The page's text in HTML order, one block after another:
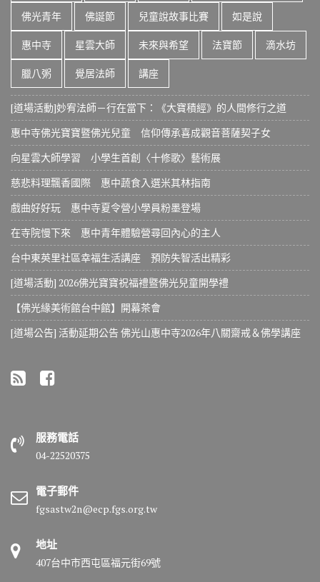
佛光青年 佛誕節 兒童說故事比賽 如是說
惠中寺 星雲大師 未來與希望 法寶節 滴水坊
臘八粥 覺居法師 講座
[道場活動]妙宥法師－行在當下：《大寶積經》的人間修行之道
惠中寺佛光寶寶暨佛光兒童 信仰傳承喜成觀音菩薩契子女
向星雲大師學習 小學生首創〈十修歌〉藝術展
慈悲料理飄香國際 惠中蔬食入選米其林指南
戲曲好好玩 惠中寺夏令營小學員粉墨登場
在寺院慢下來 惠中青年體驗營尋回內心的主人
台中東英里社區幸福生活講座 預防失智活出精彩
[道場活動] 2026佛光寶寶祝福禮暨佛光兒童開學禮
【佛光緣美術館台中館】開幕茶會
[道場公告] 活動延期公告 佛光山惠中寺2026年八關齋戒＆佛學講座
服務電話
04-22520375
電子郵件
fgsastw2n@ecp.fgs.org.tw
地址
407台中市西屯區福元街69號